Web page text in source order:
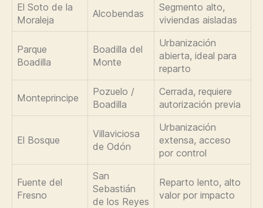
El Soto de la
Moraleja
Alcobendas
Segmento alto,
viviendas aisladas
Parque
Boadilla
Boadilla del
Monte
Urbanización
abierta, ideal para
reparto
Monteprincipe
Pozuelo /
Boadilla
Cerrada, requiere
autorización previa
El Bosque
Villaviciosa
de Odón
Urbanización
extensa, acceso
por control
Fuente del
Fresno
San
Sebastián
de los Reyes
Reparto lento, alto
valor por impacto